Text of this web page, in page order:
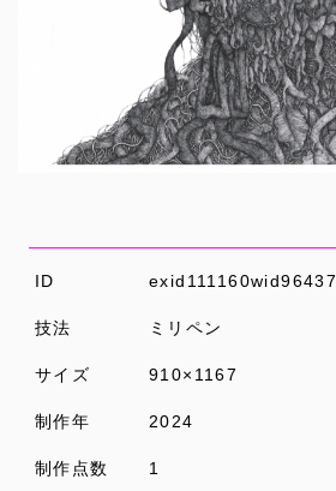
ID exid111160wid96437
技法 ミリペン
サイズ 910×1167
制作年 2024
制作点数 1